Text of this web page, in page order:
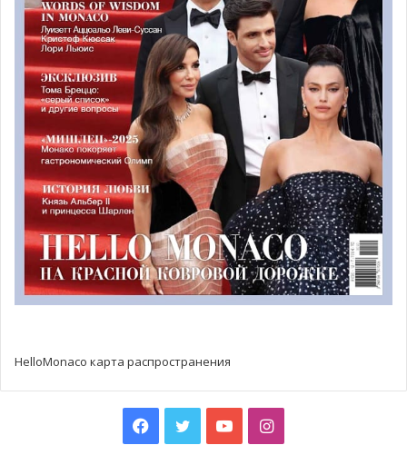
HelloMonaco карта распространения
Facebook
TwitterYouTubeInstagram